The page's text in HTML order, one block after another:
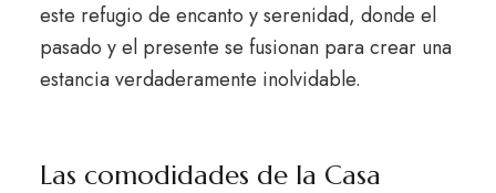
este refugio de encanto y serenidad, donde el
pasado y el presente se fusionan para crear una
estancia verdaderamente inolvidable.
Las comodidades de la Casa